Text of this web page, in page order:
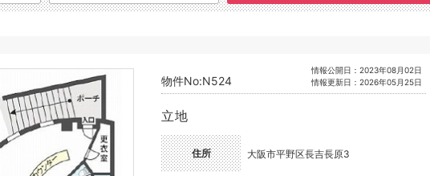
物件No:N524
情報公開日：2023年08月02日
情報更新日：2026年05月25日
立地
住所 大阪市平野区長吉長原3